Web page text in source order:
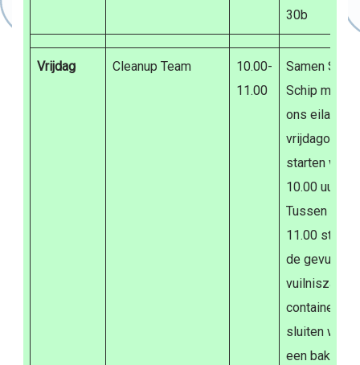
30b
Vrijdag Cleanup Team
10.00-
11.00
Samen
Schip
ons eiland.
starten we
10.00 uur
Tussen
11.00
de gevulde
containers.
sluiten we
een bakkie